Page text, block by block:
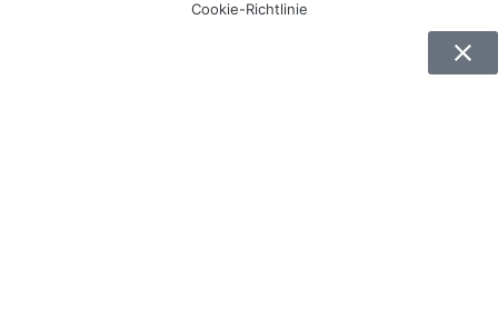
Cookie-Richtlinie